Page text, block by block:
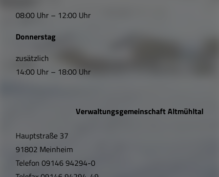
n
k
s
f
n
08:00 Uhr – 12:00 Uhr
Donnerstag
zusätzlich
14:00 Uhr – 18:00 Uhr
Verwaltungsgemeinschaft Altmühltal
Hauptstraße 37
91802 Meinheim
Telefon 09146 94294-0